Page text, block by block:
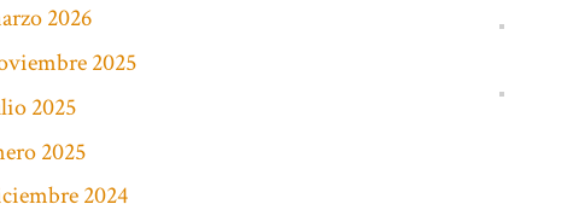
2026
2025
2025
2025
2024